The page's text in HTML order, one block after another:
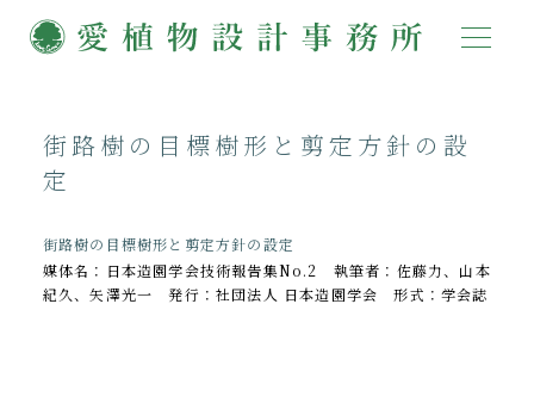
街路樹の目標樹形と剪定方針の設
定
街路樹の目標樹形と剪定方針の設定
媒体名：日本造園学会技術報告集No.2 執筆者：佐藤力、山本
紀久、矢澤光一 発行：社団法人 日本造園学会 形式：学会誌